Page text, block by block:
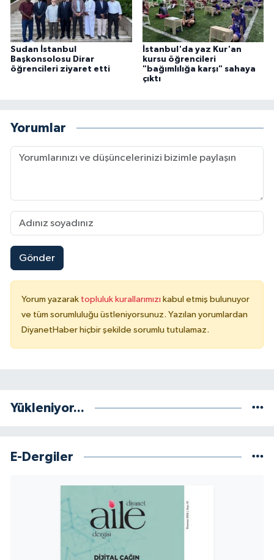
Sudan İstanbul
Başkonsolosu Dirar
öğrencileri ziyaret etti
İstanbul'da yaz Kur'an
kursu öğrencileri
"bağımlılığa karşı" sahaya
çıktı
Yorumlar
Gönder
Yorum yazarak topluluk kurallarımızı kabul etmiş bulunuyor
ve tüm sorumluluğu üstleniyorsunuz. Yazılan yorumlardan
DiyanetHaber hiçbir şekilde sorumlu tutulamaz.
Yükleniyor...
E-Dergiler
Karaman Müftülüğü
Kars Müftülüğü
Kastamonu Müftülüğü
Kırşehir Müftülüğü
Kocaeli Müftülüğü
Konya Müftülüğü
Kütahya Müftülüğü
Mersin Müftülüğü
Muğla Müftülüğü
Muş Müftülüğü
Nevşehir Müftülüğü